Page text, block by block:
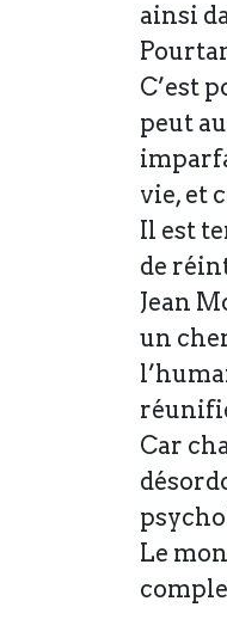
ainsi
C’est
peut
vie, et
Il est
de
Jean
un
Car
Le